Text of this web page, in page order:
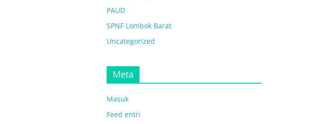
PAUD
SPNF Lombok Barat
Uncategorized
Meta
Masuk
Feed entri